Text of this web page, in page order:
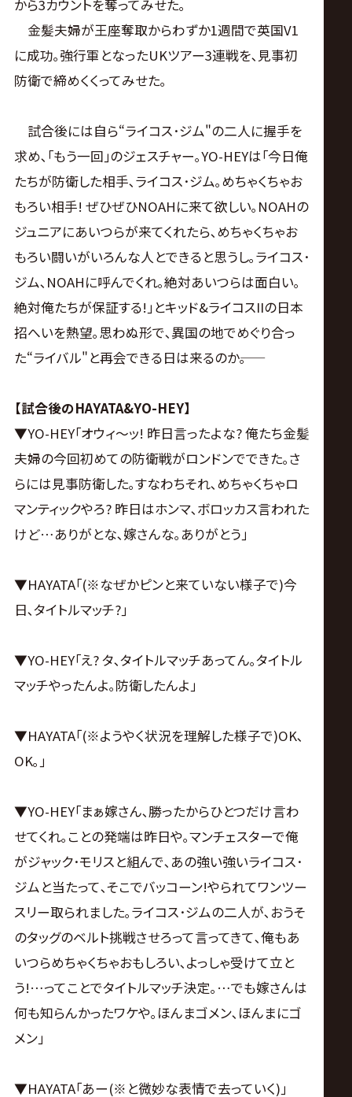
から3カウントを奪ってみせた｡
金髪夫婦が王座奪取からわずか1週間で英国V1
に成功｡強行軍となったUKツアー3連戦を､見事初
防衛で締めくくってみせた｡
試合後には自ら“ライコス･ジム"の二人に握手を
求め､｢もう一回｣のジェスチャー｡YO-HEYは｢今日俺
たちが防衛した相手､ライコス･ジム｡めちゃくちゃお
もろい相手! ぜひぜひNOAHに来て欲しい｡NOAHの
ジュニアにあいつらが来てくれたら､めちゃくちゃお
もろい闘いがいろんな人とできると思うし｡ライコス･
ジム､NOAHに呼んでくれ｡絶対あいつらは面白い｡
絶対俺たちが保証する!｣とキッド&ライコスIIの日本
招へいを熱望｡思わぬ形で､異国の地でめぐり合っ
た“ライバル"と再会できる日は来るのか――｡
【試合後のHAYATA&YO-HEY】
▼YO-HEY｢オウィ～ッ! 昨日言ったよな? 俺たち金髪
夫婦の今回初めての防衛戦がロンドンでできた｡さ
らには見事防衛した｡すなわちそれ､めちゃくちゃロ
マンティックやろ? 昨日はホンマ､ボロッカス言われた
けど…ありがとな､嫁さんな｡ありがとう｣
▼HAYATA｢(※なぜかピンと来ていない様子で)今
日､タイトルマッチ?｣
▼YO-HEY｢え? タ､タイトルマッチあってん｡タイトル
マッチやったんよ｡防衛したんよ｣
▼HAYATA｢(※ようやく状況を理解した様子で)OK､
OK｡｣
▼YO-HEY｢まぁ嫁さん､勝ったからひとつだけ言わ
せてくれ｡ことの発端は昨日や｡マンチェスターで俺
がジャック･モリスと組んで､あの強い強いライコス･
ジムと当たって､そこでバッコーン!やられてワンツー
スリー取られました｡ライコス･ジムの二人が､おうそ
のタッグのベルト挑戦させろって言ってきて､俺もあ
いつらめちゃくちゃおもしろい､よっしゃ受けて立と
う!…ってことでタイトルマッチ決定｡…でも嫁さんは
何も知らんかったワケや｡ほんまゴメン､ほんまにゴ
メン｣
▼HAYATA｢あー(※と微妙な表情で去っていく)｣